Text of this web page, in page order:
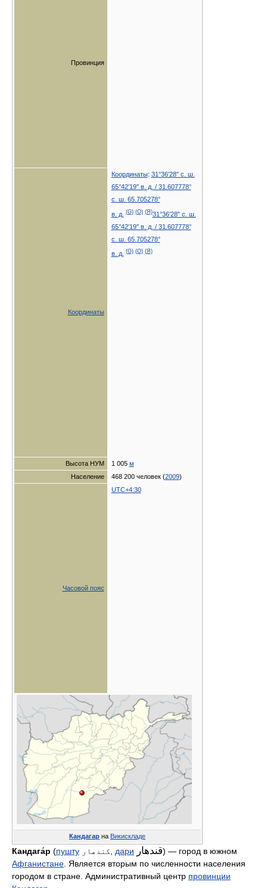
Провинция
Координаты
Координаты: 31°36′28″ с. ш.
65°42′19″ в. д. / 31.607778°
с. ш. 65.705278°
в. д. (G) (O) (Я)31°36′28″ с. ш.
65°42′19″ в. д. / 31.607778°
с. ш. 65.705278°
в. д. (G) (O) (Я)
Высота НУМ 1 005 м
Население
468 200 человек (2009)
Часовой пояс
UTC+4:30
Кандагар на Викискладе
Кандага́р (пушту کندهار дари قندهار) — город в южном
Афганистане . Является вторым по численности населения
городом в стране. Административный центр провинции